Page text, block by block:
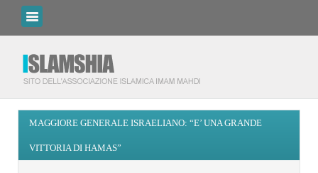
MAGGIORE GENERALE ISRAELIANO: “E’ UNA GRANDE
VITTORIA DI HAMAS”